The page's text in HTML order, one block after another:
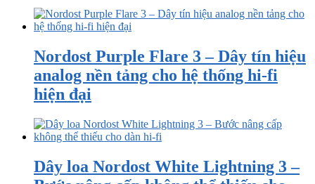
Nordost Purple Flare 3 – Dây tín hiệu
analog nền tảng cho hệ thống hi-fi
hiện đại
Dây loa Nordost White Lightning 3 –